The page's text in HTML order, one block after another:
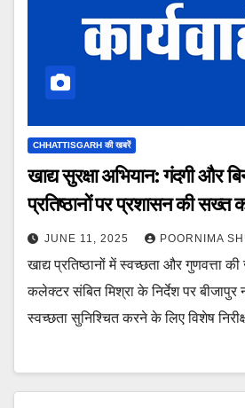
CHHATTISGARH की खबरें
खाद्य सुरक्षा अभियान: गंदगी और
प्रतिष्ठानों पर प्रशासन की सख्त
JUNE 11, 2025 POORNIMA
खाद्य प्रतिष्ठानों में स्वच्छता और गुणवत्ता
कलेक्टर संबित मिश्रा के निर्देश पर बीजापुर
स्वच्छता सुनिश्चित करने के लिए विशेष